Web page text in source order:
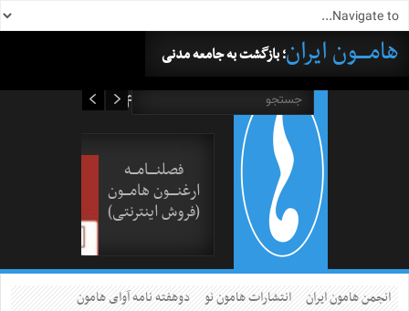
هامــــون ایران؛ بازگشت به جامعه مدنی
فصلنــــامـــه
ارغنــــون هامـــون
(فروش اینترنتی)
انجمن هامون ایران انتشارات هامون نو
دوهفته نامه آوای هامون